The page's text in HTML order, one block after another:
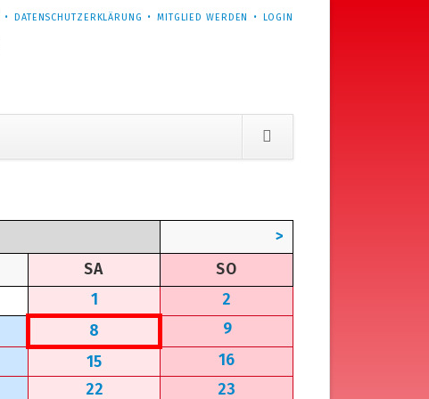
DATENSCHUTZERKLÄRUNG MITGLIED WERDEN LOGIN
>
SA SO
1
2
8
9
15
16
22
23